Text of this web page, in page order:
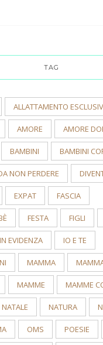
TAG
ALLATTAMENTO
AMORE AMORE
BAMBINI BAMBINI
NON PERDERE
EXPAT FASCIA
FESTA FIGLI
IN EVIDENZA IO E TE
MAMMA
MAMME MAMME
NATALE NATURA
OMS POESIE